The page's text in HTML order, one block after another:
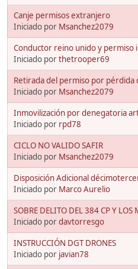
Canje permisos extranjero
Iniciado por Msanchez2079
Conductor reino unido y permiso
Iniciado porthetrooper69
Retirada del permiso por pérdida
Iniciado por Msanchez2079
Inmovilización por denegatoria
Iniciado por rpd78
CICLO NO VALIDO SAFIR
Iniciado por Msanchez2079
Disposición Adicional
Iniciado por Marco Aurelio
SOBRE DELITO DEL 384 CP Y LOS
Iniciado pordavtorresgo
INSTRUCCIÓN DGT DRONES
Iniciado por javian78